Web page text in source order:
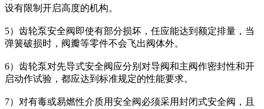
设有限制开启高度的机构。
5）齿轮泵安全阀即使有部分损坏，任应能达到额定排量，当
弹簧破损时，阀瓣等零件不会飞出阀体外。
6）齿轮泵对先导式安全阀应分别对导阀和主阀作密封性和开
启动作试验，都应达到标准规定的性能要求。
7）对有毒或易燃性介质用安全阀必须采用封闭式安全阀，且